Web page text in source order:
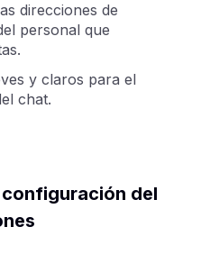
direcciones de
personal que
y claros para el
chat.
configuración del